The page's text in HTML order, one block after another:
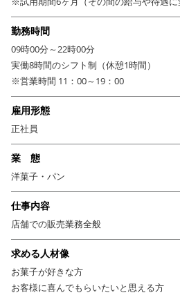
運営母体は創業110年以上の実績を誇る中
住宅手当・家族手当・時短勤務・資格取得
に応じた働き方を支える制度も整っていま
は全額支給。ブランドの魅力と品質を守る
好きな方、人と接することが好きな方にぴ
勤務時間
09時00分～22時00分
実働8時間のシフト制（休憩1時間）
※営業時間 11：00～19：00
雇用形態
正社員
業 態
洋菓子・パン
仕事内容
店舗での販売業務全般
求める人材像
お菓子が好きな方
お客様に喜んでもらいたいと思える方